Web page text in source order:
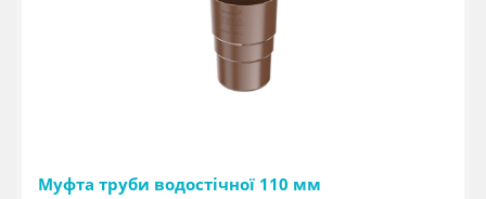
Муфта труби водостічної 110 мм